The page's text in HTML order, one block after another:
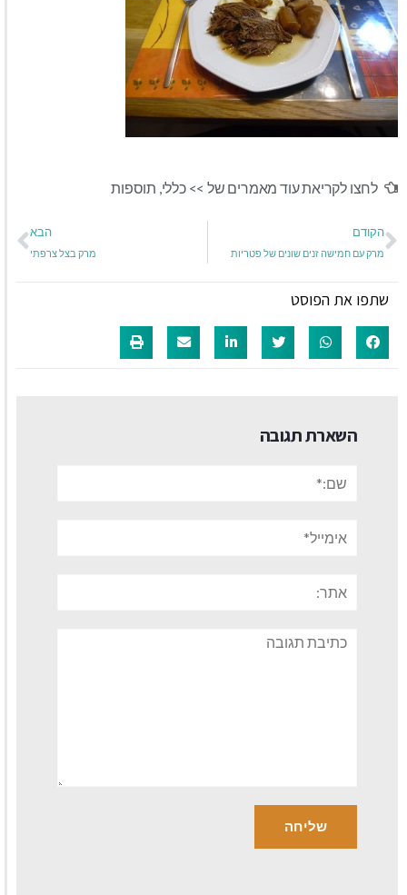
לחצו לקריאת עוד מאמרים של >> כללי, תוספות
הקודם
מרק עם חמישה זנים שונים של פטריות
הבא
מרק בצל צרפתי
שתפו את הפוסט
השארת תגובה
תגובה